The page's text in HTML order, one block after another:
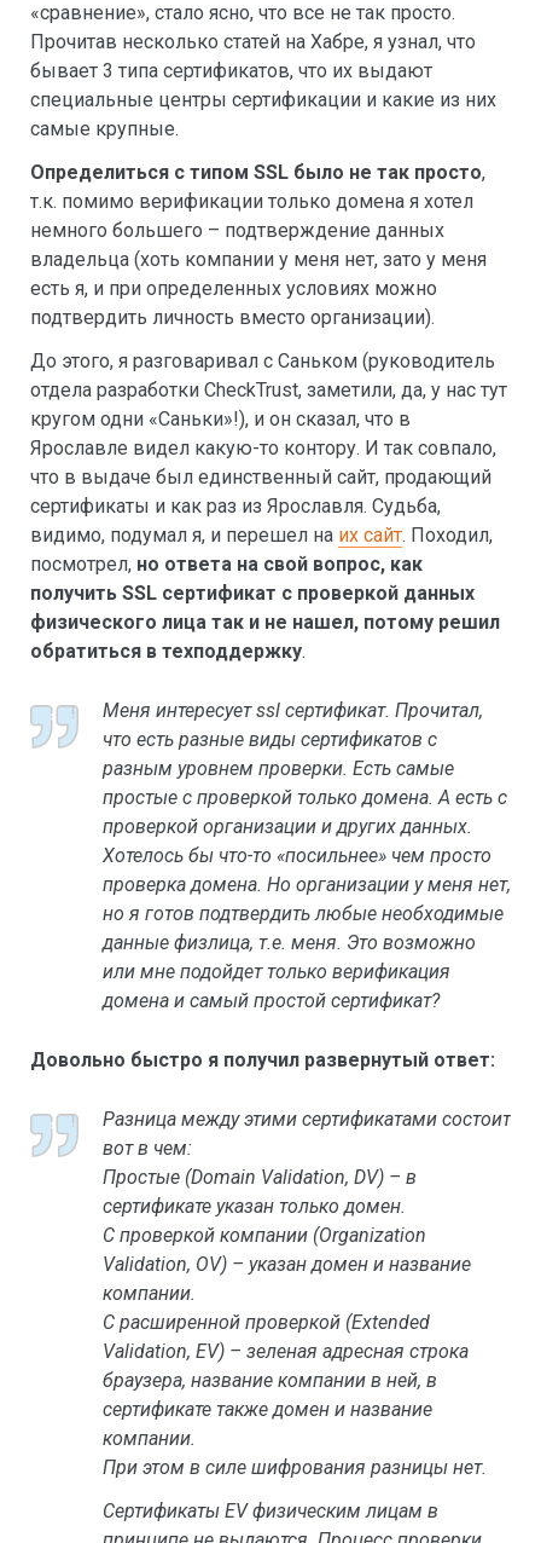
«сравнение», стало ясно, что все не так просто.
Прочитав несколько статей на Хабре, я узнал, что
бывает 3 типа сертификатов, что их выдают
специальные центры сертификации и какие из них
самые крупные.
Определиться с типом SSL было не так просто,
т.к. помимо верификации только домена я хотел
немного большего – подтверждение данных
владельца (хоть компании у меня нет, зато у меня
есть я, и при определенных условиях можно
подтвердить личность вместо организации).
До этого, я разговаривал с Саньком (руководитель
отдела разработки CheckTrust, заметили, да, у нас тут
кругом одни «Саньки»!), и он сказал, что в
Ярославле видел какую-то контору. И так совпало,
что в выдаче был единственный сайт, продающий
сертификаты и как раз из Ярославля. Судьба,
видимо, подумал я, и перешел на их сайт. Походил,
посмотрел, но ответа на свой вопрос, как
получить SSL сертификат с проверкой данных
физического лица так и не нашел, потому решил
обратиться в техподдержку.
Меня интересует ssl сертификат. Прочитал,
что есть разные виды сертификатов с
разным уровнем проверки. Есть самые
простые с проверкой только домена. А есть с
проверкой организации и других данных.
Хотелось бы что-то «посильнее» чем просто
проверка домена. Но организации у меня нет,
но я готов подтвердить любые необходимые
данные физлица, т.е. меня. Это возможно
или мне подойдет только верификация
домена и самый простой сертификат?
Довольно быстро я получил развернутый ответ:
Разница между этими сертификатами состоит
вот в чем:
Простые (Domain Validation, DV) – в
сертификате указан только домен.
С проверкой компании (Organization
Validation, OV) – указан домен и название
компании.
С расширенной проверкой (Extended
Validation, EV) – зеленая адресная строка
браузера, название компании в ней, в
сертификате также домен и название
компании.
При этом в силе шифрования разницы нет.
Сертификаты EV физическим лицам в